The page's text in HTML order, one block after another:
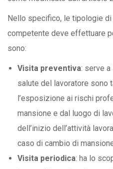
Nello specifico, le tipologie
competente deve effettuare
sono:
Visita preventiva: serve
salute del lavoratore sono
l’esposizione ai rischi
mansione e dal luogo di
dell’inizio dell’attività
caso di cambio di
Visita periodica: ha lo